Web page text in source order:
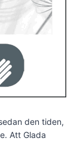
den tiden,
Att Glada